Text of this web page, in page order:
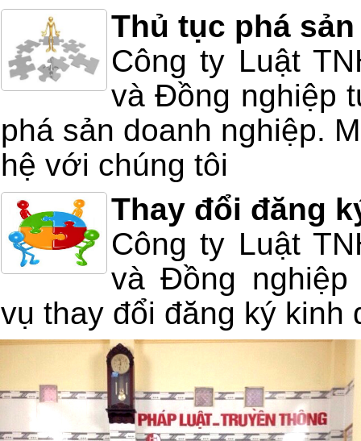
Thủ tục phá
Công ty Luật
và Đồng nghiệp
phá sản doanh nghiệp.
hệ với chúng tôi
Thay đổi đăng
Công ty Luật
và Đồng nghiệp
vụ thay đổi đăng ký kinh